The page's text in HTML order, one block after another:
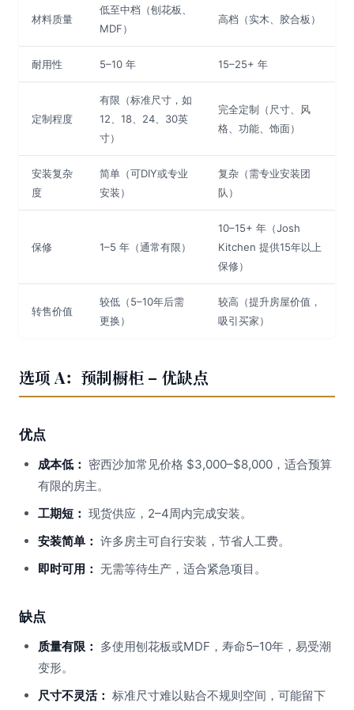
材料质量
低至中档（刨花板、
MDF）
高档（实木、胶合板）
耐用性 5–10 年 15–25+ 年
定制程度
有限（标准尺寸，如
12、18、24、30英
寸）
完全定制（尺寸、风
格、功能、饰面）
安装复杂
度
简单（可DIY或专业
安装）
复杂（需专业安装团
队）
保修 1–5 年（通常有限）
10–15+ 年（Josh
Kitchen 提供15年以上
保修）
转售价值
较低（5–10年后需
更换）
较高（提升房屋价值，
吸引买家）
选项 A：预制橱柜 – 优缺点
优点
成本低： 密西沙加常见价格 $3,000–$8,000，适合预算
有限的房主。
工期短： 现货供应，2–4周内完成安装。
安装简单： 许多房主可自行安装，节省人工费。
即时可用： 无需等待生产，适合紧急项目。
缺点
质量有限： 多使用刨花板或MDF，寿命5–10年，易受潮
变形。
尺寸不灵活： 标准尺寸难以贴合不规则空间，可能留下